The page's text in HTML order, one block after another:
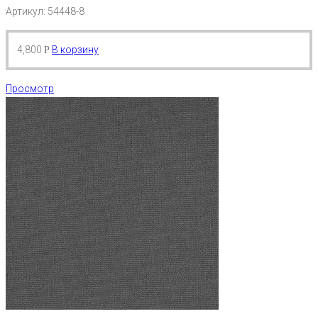
Артикул: 54448-8
4,800 Р В корзину
Просмотр